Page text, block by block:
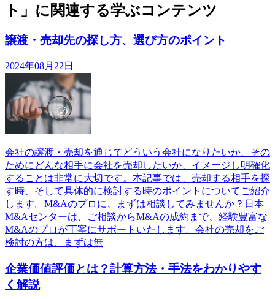
ト」に関連する学ぶコンテンツ
譲渡・売却先の探し方、選び方のポイント
2024年08月22日
会社の譲渡・売却を通じてどういう会社になりたいか、その
ためにどんな相手に会社を売却したいか、イメージし明確化
することは非常に大切です。本記事では、売却する相手を探
す時、そして具体的に検討する時のポイントについてご紹介
します。M&Aのプロに、まずは相談してみませんか？日本
M&Aセンターは、ご相談からM&Aの成約まで、経験豊富な
M&Aのプロが丁寧にサポートいたします。会社の売却をご
検討の方は、まずは無
企業価値評価とは？計算方法・手法をわかりやす
く解説